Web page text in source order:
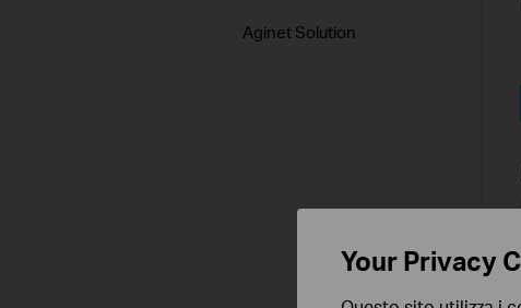
Aginet Solution
Your Privacy